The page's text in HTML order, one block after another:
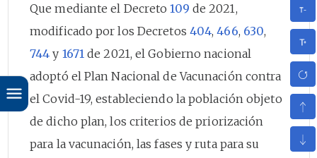
Que mediante el Decreto109 de 2021,
modificado por los Decretos 404,466, 630,
744 y 1671 de 2021, el Gobierno nacional
adoptó el Plan Nacional de Vacunación contra
el Covid-19, estableciendo la población objeto
de dicho plan, los criterios de priorización
para la vacunación, las fases y ruta para su